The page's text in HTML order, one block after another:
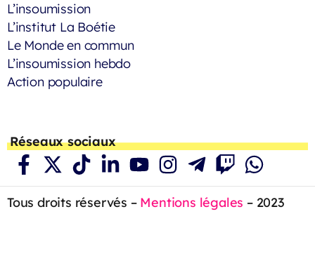
L’insoumission
L’institut La Boétie
Le Monde en commun
L’insoumission hebdo
Action populaire
Réseaux sociaux
Tous droits réservés – Mentions légales – 2023